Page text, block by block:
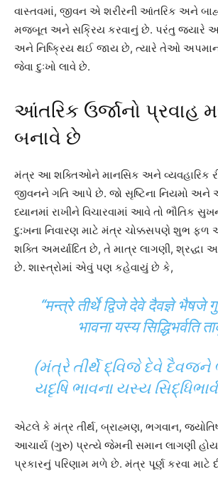
વાસ્તવમાં, જીવન એ શરીરની આંતરિક અને
મજબૂત અને સક્રિય કરવાનું છે. પરંતુ જ્યારે
અને નિષ્ક્રિય થઈ જાય છે, ત્યારે તેઓ
જેવા દુઃખો લાવે છે.
આંતરિક ઉર્જાનો પ્રવાહ
બનાવે છે
મંત્ર આ શક્તિઓને માનસિક અને વ્યવહારિક
જીવનને ગતિ આપે છે. જો સૃષ્ટિના નિયમો અને
ધ્યાનમાં રાખીને વિચારવામાં આવે તો ભૌતિક
દુ:ખના નિવારણ માટે મંત્ર ચોક્કસપણે શુભ ફળ
શક્તિ અમર્યાદિત છે, તે માત્ર લાગણી, શ્રદ્ધા
છે. શાસ્ત્રોમાં એવું પણ કહેવાયું છે કે,
“मन्त्रे तीर्थे द्विजे देवे दैवज्ञे भैषजे
भावना यस्य सिद्धिभर्वति
(મંત્રે તીર્થે દ્વિજે દેવે
યદૃષિ ભાવના યસ્ય
એટલે કે મંત્ર તીર્થ, બ્રાહ્મણ, ભગવાન,
આચાર્ય (ગુરુ) પ્રત્યે જેમની સમાન લાગણી
પ્રકારનું પરિણામ મળે છે. મંત્ર પૂર્ણ કરવા માટે